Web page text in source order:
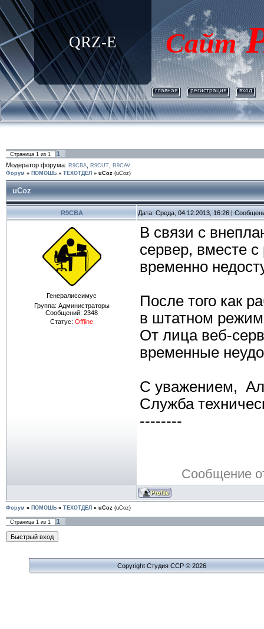
QRZ-E Сайт
главная регистрация вход
Страница 1 из 1
1
Модератор форума: R9CBA R9CUT
R9CAV
Форум » ПОМОШЬ » ТЕХОТДЕЛ » uCoz (uCoz)
uCoz
R9CBA Дата: Среда, 04.12.2013, 16:26 |
Генералиссимус
Группа: Администраторы
Сообщений: 2348
Статус: Offline
В связи с
сервер, вместе
временно
После того как
в штатном
От лица веб-
временные
С уважением,
Служба
--------
Сообщение
Форум » ПОМОШЬ » ТЕХОТДЕЛ » uCoz (uCoz)
Страница 1 из 1 1
Copyright Cтудия ССР © 2026